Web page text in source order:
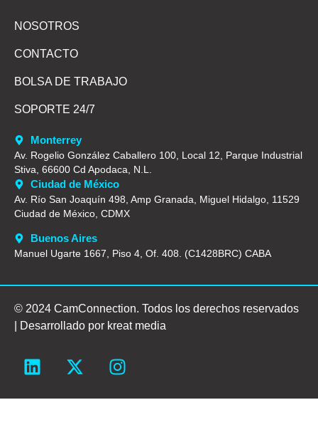
NOSOTROS
CONTACTO
BOLSA DE TRABAJO
SOPORTE 24/7
Monterrey
Av. Rogelio González Caballero 100, Local 12, Parque Industrial
Stiva, 66600 Cd Apodaca, N.L.
Ciudad de México
Av. Río San Joaquín 498, Amp Granada, Miguel Hidalgo, 11529
Ciudad de México, CDMX
Buenos Aires
Manuel Ugarte 1667, Piso 4, Of. 408. (C1428BRC) CABA
© 2024 CamConnection. Todos los derechos reservados
| Desarrollado por kreat media